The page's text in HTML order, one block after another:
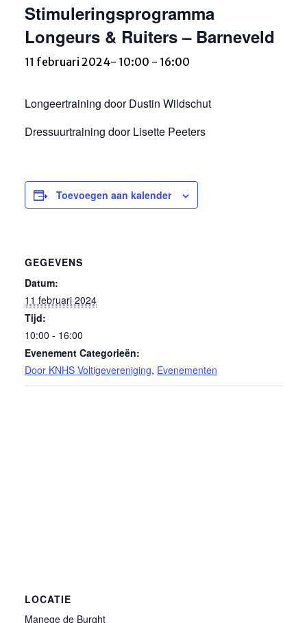
Stimuleringsprogramma
Longeurs & Ruiters – Barneveld
11 februari 2024- 10:00 - 16:00
Longeertraining door Dustin Wildschut
Dressuurtraining door Lisette Peeters
Toevoegen aan kalender
GEGEVENS
Datum:
11 februari 2024
Tijd:
10:00 - 16:00
Evenement Categorieën:
Door KNHS Voltigevereniging, Evenementen
LOCATIE
Manege de Burght